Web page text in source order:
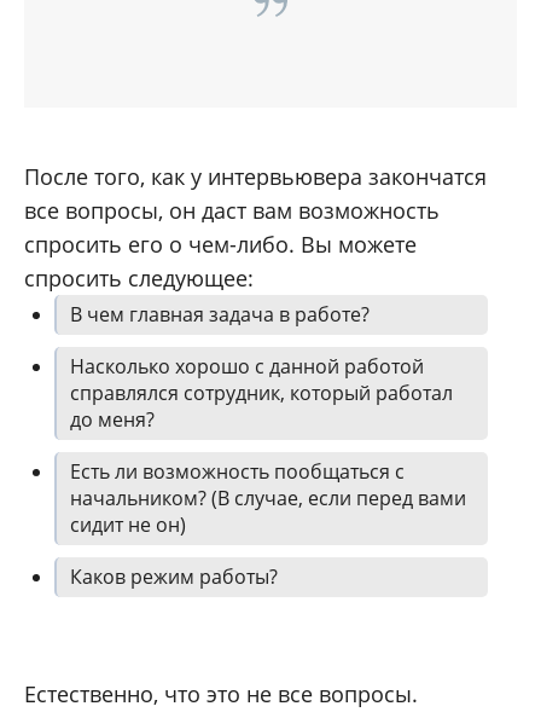
После того, как у интервьювера закончатся
все вопросы, он даст вам возможность
спросить его о чем-либо. Вы можете
спросить следующее:
В чем главная задача в работе?
Насколько хорошо с данной работой
справлялся сотрудник, который работал
до меня?
Есть ли возможность пообщаться с
начальником? (В случае, если перед вами
сидит не он)
Каков режим работы?
Естественно, что это не все вопросы.